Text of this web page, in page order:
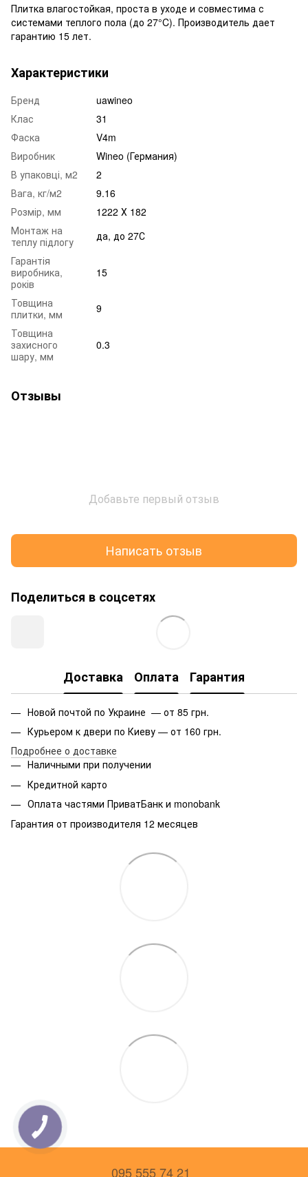
Плитка влагостойкая, проста в уходе и совместима с
системами теплого пола (до 27°C). Производитель дает
гарантию 15 лет.
Характеристики
Бренд
uawineo
Клас
31
Фаска
V4m
Виробник
Wineo (Германия)
В упаковці, м2
2
Вага, кг/м2
9.16
Розмір, мм
1222 Х 182
Монтаж на
теплу підлогу
да, до 27С
Гарантія
виробника,
років
15
Товщина
плитки, мм
9
Товщина
захисного
шару, мм
0.3
Отзывы
Добавьте первый отзыв
Написать отзыв
Поделиться в соцсетях
Доставка Оплата Гарантия
Новой почтой по Украине — от 85 грн.
Курьером к двери по Киеву — от 160 грн.
Подробнее о доставке
Наличными при получении
Кредитной карто
Оплата частями ПриватБанк и monobank
Гарантия от производителя 12 месяцев
095 555 74 21